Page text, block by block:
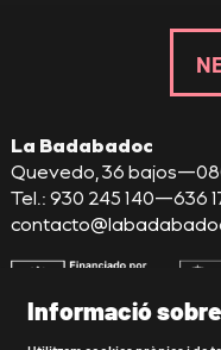
La Badabadoc
Quevedo, 36
Tel.: 930 245 140—636
Informació